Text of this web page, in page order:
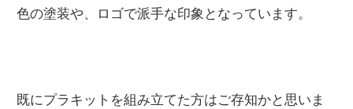
色の塗装や、ロゴで派手な印象となっています。
既にプラキットを組み立てた方はご存知かと思いま